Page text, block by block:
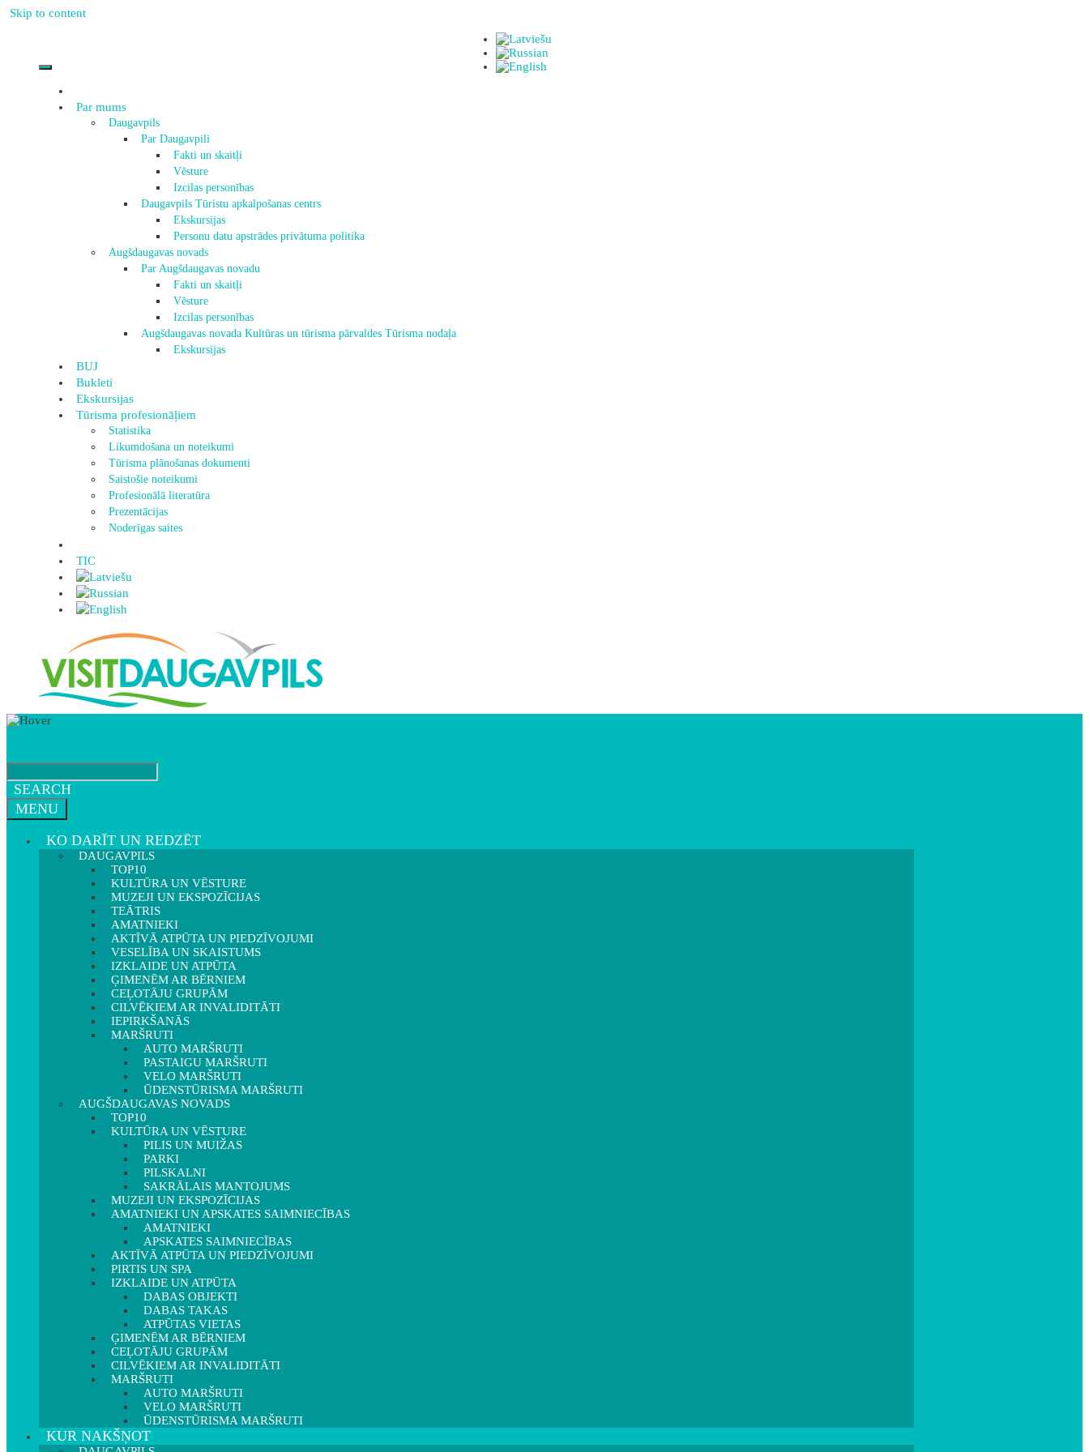
Skip to content
Par mums
Daugavpils
Par Daugavpili
Fakti un skaitļi
Vēsture
Izcilas personības
Daugavpils Tūristu apkalpošanas centrs
Ekskursijas
Personu datu apstrādes privātuma politika
Augšdaugavas novads
Par Augšdaugavas novadu
Fakti un skaitļi
Vēsture
Izcilas personības
Augšdaugavas novada Kultūras un tūrisma pārvaldes Tūrisma nodaļa
Ekskursijas
BUJ
Bukleti
Ekskursijas
Tūrisma profesionāļiem
Statistika
Likumdošana un noteikumi
Tūrisma plānošanas dokumenti
Saistošie noteikumi
Profesionālā literatūra
Prezentācijas
Noderīgas saites
TIC
SEARCH
MENU
KO DARĪT UN REDZĒT
DAUGAVPILS
TOP10
KULTŪRA UN VĒSTURE
MUZEJI UN EKSPOZĪCIJAS
TEĀTRIS
AMATNIEKI
AKTĪVĀ ATPŪTA UN PIEDZĪVOJUMI
VESELĪBA UN SKAISTUMS
IZKLAIDE UN ATPŪTA
ĢIMENĒM AR BĒRNIEM
CEĻOTĀJU GRUPĀM
CILVĒKIEM AR INVALIDITĀTI
IEPIRKŠANĀS
MARŠRUTI
AUTO MARŠRUTI
PASTAIGU MARŠRUTI
VELO MARŠRUTI
ŪDENSTŪRISMA MARŠRUTI
AUGŠDAUGAVAS NOVADS
TOP10
KULTŪRA UN VĒSTURE
PILIS UN MUIŽAS
PARKI
PILSKALNI
SAKRĀLAIS MANTOJUMS
MUZEJI UN EKSPOZĪCIJAS
AMATNIEKI UN APSKATES SAIMNIECĪBAS
AMATNIEKI
APSKATES SAIMNIECĪBAS
AKTĪVĀ ATPŪTA UN PIEDZĪVOJUMI
PIRTIS UN SPA
IZKLAIDE UN ATPŪTA
DABAS OBJEKTI
DABAS TAKAS
ATPŪTAS VIETAS
ĢIMENĒM AR BĒRNIEM
CEĻOTĀJU GRUPĀM
CILVĒKIEM AR INVALIDITĀTI
MARŠRUTI
AUTO MARŠRUTI
VELO MARŠRUTI
ŪDENSTŪRISMA MARŠRUTI
KUR NAKŠŅOT